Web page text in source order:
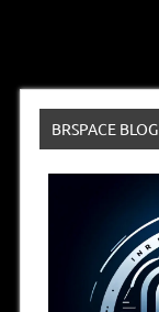
BRSPACE BLOG